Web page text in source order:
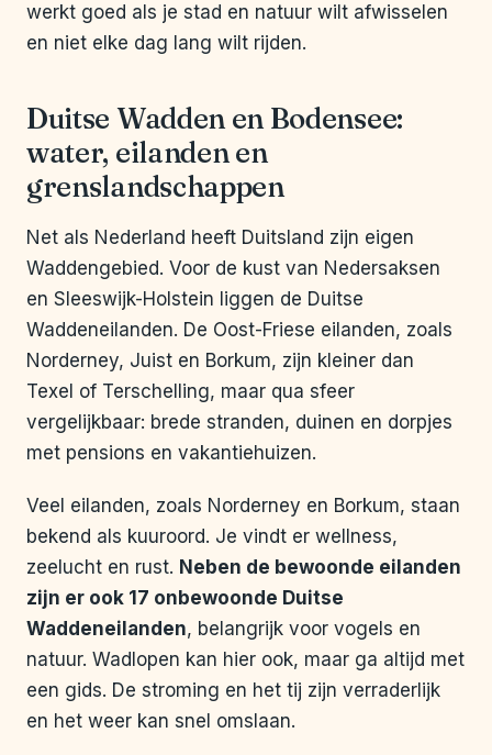
werkt goed als je stad en natuur wilt afwisselen
en niet elke dag lang wilt rijden.
Duitse Wadden en Bodensee:
water, eilanden en
grenslandschappen
Net als Nederland heeft Duitsland zijn eigen
Waddengebied. Voor de kust van Nedersaksen
en Sleeswijk-Holstein liggen de Duitse
Waddeneilanden. De Oost-Friese eilanden, zoals
Norderney, Juist en Borkum, zijn kleiner dan
Texel of Terschelling, maar qua sfeer
vergelijkbaar: brede stranden, duinen en dorpjes
met pensions en vakantiehuizen.
Veel eilanden, zoals Norderney en Borkum, staan
bekend als kuuroord. Je vindt er wellness,
zeelucht en rust. Neben de bewoonde eilanden
zijn er ook 17 onbewoonde Duitse
Waddeneilanden, belangrijk voor vogels en
natuur. Wadlopen kan hier ook, maar ga altijd met
een gids. De stroming en het tij zijn verraderlijk
en het weer kan snel omslaan.